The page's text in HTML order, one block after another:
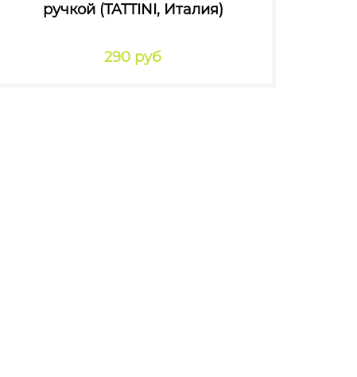
ручкой (TATTINI, Италия)
290 руб